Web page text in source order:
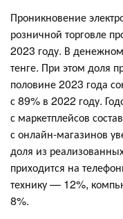
Проникновение
розничной торговле
2023 году. В
тенге. При этом доля
половине 2023 года
с 89% в 2022 году.
с маркетплейсов
с онлайн-магазинов
доля из
приходится на
технику — 12%,
8%.